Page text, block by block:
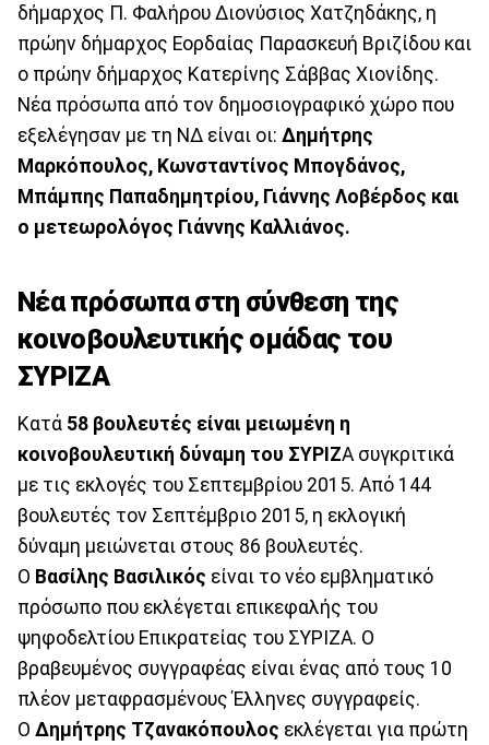
δήμαρχος Π. Φαλήρου Διονύσιος Χατζηδάκης, η
πρώην δήμαρχος Εορδαίας Παρασκευή Βριζίδου και
ο πρώην δήμαρχος Κατερίνης Σάββας Χιονίδης.
Νέα πρόσωπα από τον δημοσιογραφικό χώρο που
εξελέγησαν με τη ΝΔ είναι οι: Δημήτρης
Μαρκόπουλος, Κωνσταντίνος Μπογδάνος,
Μπάμπης Παπαδημητρίου, Γιάννης Λοβέρδος και
ο μετεωρολόγος Γιάννης Καλλιάνος.
Νέα πρόσωπα στη σύνθεση της
κοινοβουλευτικής ομάδας του
ΣΥΡΙΖΑ
Κατά 58 βουλευτές είναι μειωμένη η
κοινοβουλευτική δύναμη του ΣΥΡΙΖΑ συγκριτικά
με τις εκλογές του Σεπτεμβρίου 2015. Από 144
βουλευτές τον Σεπτέμβριο 2015, η εκλογική
δύναμη μειώνεται στους 86 βουλευτές.
Ο Βασίλης Βασιλικός είναι το νέο εμβληματικό
πρόσωπο που εκλέγεται επικεφαλής του
ψηφοδελτίου Επικρατείας του ΣΥΡΙΖΑ. Ο
βραβευμένος συγγραφέας είναι ένας από τους 10
πλέον μεταφρασμένους Έλληνες συγγραφείς.
Ο Δημήτρης Τζανακόπουλος εκλέγεται για πρώτη